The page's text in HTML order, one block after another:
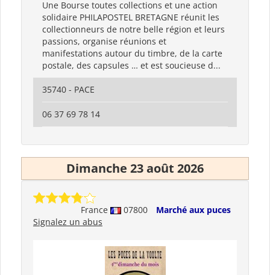
Une Bourse toutes collections et une action
solidaire PHILAPOSTEL BRETAGNE réunit les
collectionneurs de notre belle région et leurs
passions, organise réunions et
manifestations autour du timbre, de la carte
postale, des capsules … et est soucieuse d...
35740 - PACE
06 37 69 78 14
Dimanche 23 août 2026
France 07800
Marché aux puces
Signalez un abus